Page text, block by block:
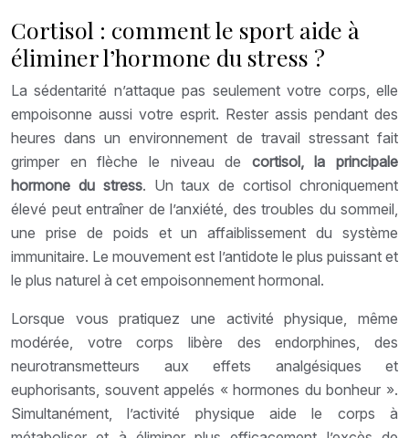
Cortisol : comment le sport aide à
éliminer l’hormone du stress ?
La sédentarité n’attaque pas seulement votre corps, elle
empoisonne aussi votre esprit. Rester assis pendant des
heures dans un environnement de travail stressant fait
grimper en flèche le niveau de cortisol, la principale
hormone du stress. Un taux de cortisol chroniquement
élevé peut entraîner de l’anxiété, des troubles du sommeil,
une prise de poids et un affaiblissement du système
immunitaire. Le mouvement est l’antidote le plus puissant et
le plus naturel à cet empoisonnement hormonal.
Lorsque vous pratiquez une activité physique, même
modérée, votre corps libère des endorphines, des
neurotransmetteurs aux effets analgésiques et
euphorisants, souvent appelés « hormones du bonheur ».
Simultanément, l’activité physique aide le corps à